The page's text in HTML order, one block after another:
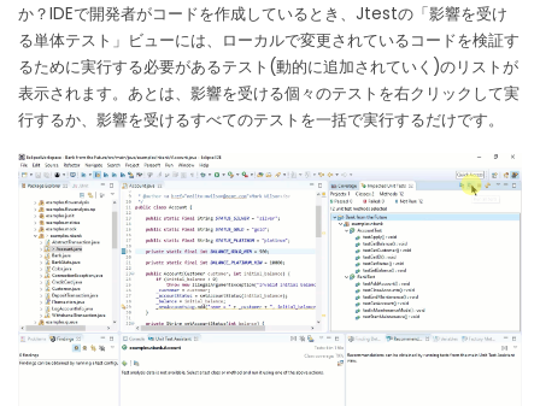
か？IDEで開発者がコードを作成しているとき、Jtestの「影響を受け
る単体テスト」ビューには、ローカルで変更されているコードを検証す
るために実行する必要があるテスト(動的に追加されていく)のリストが
表示されます。 あとは、影響を受ける個々のテストを右クリックして実
行するか、影響を受けるすべてのテストを一括で実行するだけです。